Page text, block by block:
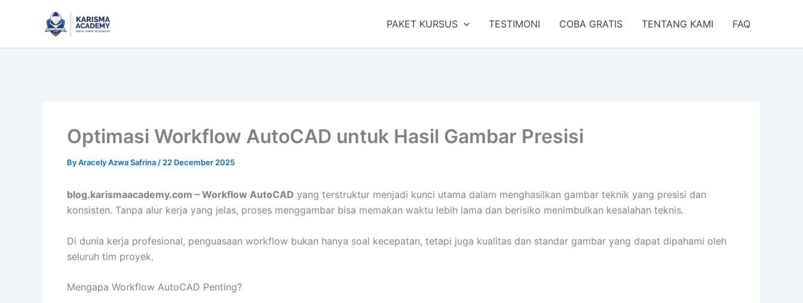
PAKET KURSUS TESTIMONI COBA GRATIS TENTANG KAMI FAQ
Optimasi Workflow AutoCAD untuk Hasil Gambar Presisi
ByAracely Azwa Safrina / 22 December 2025
blog.karismaacademy.com – Workflow AutoCAD yang terstruktur menjadi kunci utama dalam menghasilkan gambar teknik yang presisi dan
konsisten. Tanpa alur kerja yang jelas, proses menggambar bisa memakan waktu lebih lama dan berisiko menimbulkan kesalahan teknis.
Di dunia kerja profesional, penguasaan workflow bukan hanya soal kecepatan, tetapi juga kualitas dan standar gambar yang dapat dipahami oleh
seluruh tim proyek.
Mengapa Workflow AutoCAD Penting?